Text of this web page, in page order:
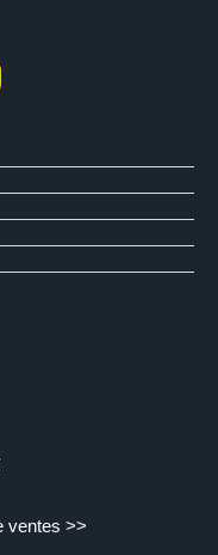
ventes >>